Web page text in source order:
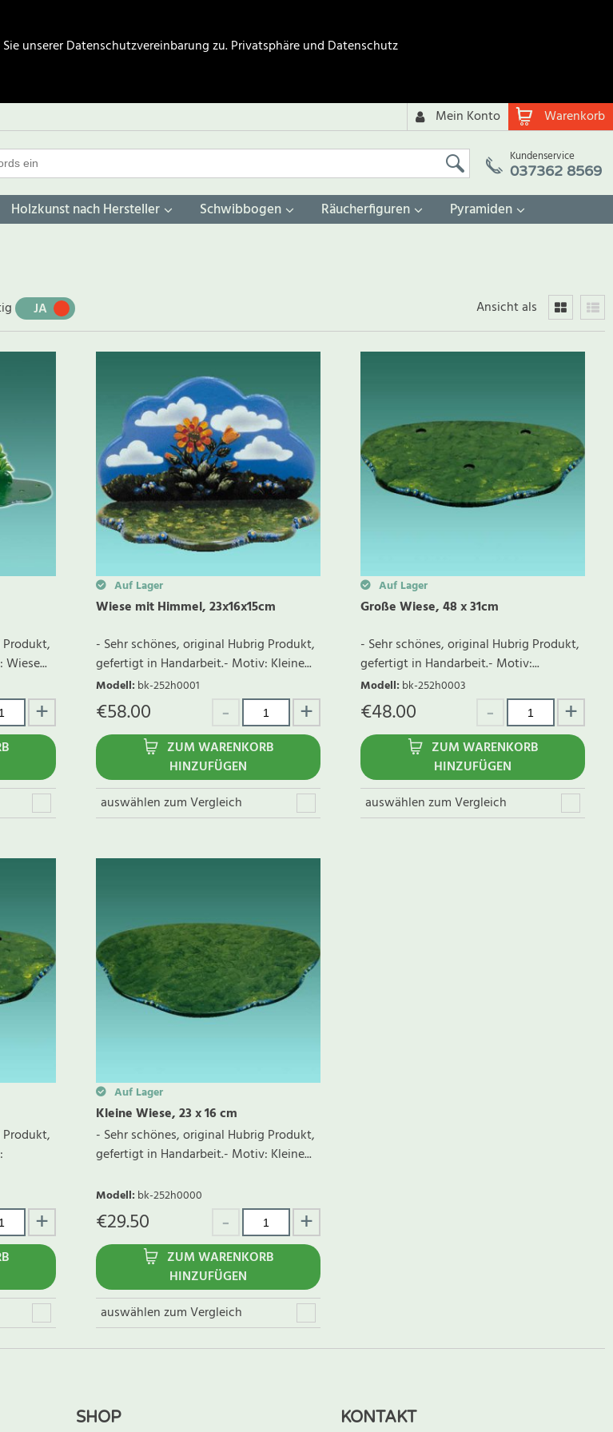
unserer Datenschutzvereinbarung zu.Privatsphäre und Datenschutz
Warenkorb
Mein Konto
Kundenservice
037362 8569
Holzkunst nach Hersteller Schwibbogen Räucherfiguren Pyramiden
Ansicht als
JA
Auf Lager
Wiese mit Himmel, 23x16x15cm
- Sehr schönes, original Hubrig Produkt,
gefertigt in Handarbeit.- Motiv: Kleine...
Modell: bk-252h0001
€58.00
ZUM WARENKORB
HINZUFÜGEN
auswählen zum Vergleich
Auf Lager
Große Wiese, 48 x 31cm
- Sehr schönes, original Hubrig Produkt,
gefertigt in Handarbeit.- Motiv:...
Modell: bk-252h0003
€48.00
ZUM WARENKORB
HINZUFÜGEN
auswählen zum Vergleich
Auf Lager
Kleine Wiese, 23 x 16 cm
- Sehr schönes, original Hubrig Produkt,
gefertigt in Handarbeit.- Motiv: Kleine...
Modell: bk-252h0000
€29.50
ZUM WARENKORB
HINZUFÜGEN
auswählen zum Vergleich
SHOP KONTAKT